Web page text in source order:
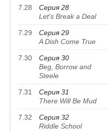
7.28
Серия 28
Let's Break a Deal
7.29
Серия 29
A Dish Come True
7.30
Серия 30
Beg, Borrow and
Steele
7.31
Серия 31
There Will Be Mud
7.32
Серия 32
Riddle School